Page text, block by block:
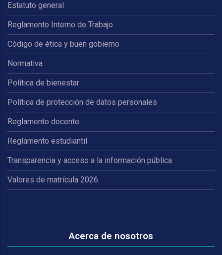
Estatuto general
Reglamento Interno de Trabajo
Código de ética y buen gobierno
Normativa
Política de bienestar
Política de protección de datos personales
Reglamento docente
Reglamento estudiantil
Transparencia y acceso a la información pública
Valores de matrícula 2026
Acerca de nosotros